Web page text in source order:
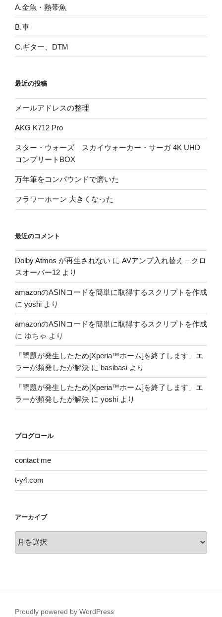
A.金魚・熱帯魚
B.車
C.ギター、DTM
最近の投稿
メールアドレスの整理
AKG K712 Pro
スター・ウォーズ スカイウォーカー・サーガ 4K UHD
コンプリートBOX
万年筆をコンパウンドで磨いた
フラワーホーン 大きくなった
最近のコメント
Dolby Atmos が再生されない に AVアンプ入れ替え – クロ
スオーバー12 より
amazonのASINコードを簡単に取得するスクリプトを作成
に yoshi より
amazonのASINコードを簡単に取得するスクリプトを作成
に ゆちゃ より
「問題が発生したため[Xperia™ホーム]を終了します」エ
ラーが頻発したが解決 に basibasi より
「問題が発生したため[Xperia™ホーム]を終了します」エ
ラーが頻発したが解決 に yoshi より
ブログロール
contact me
t-y4.com
アーカイブ
ー
Proudly powered by WordPress